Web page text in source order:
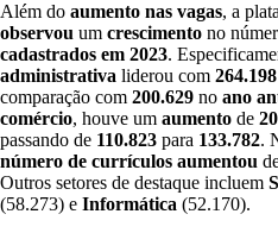
Além do aumento nas vagas, a
observou um crescimento no
cadastrados em 2023.
administrativa liderou com
comparação com 200.629 no ano
comércio, houve um aumento de
passando de 110.823 para 133.782.
número de currículos aumentou
Outros setores de destaque incluem
(58.273) e Informática (52.170).